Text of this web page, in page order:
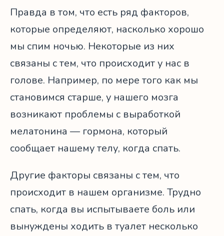
Правда в том, что есть ряд факторов,
которые определяют, насколько хорошо
мы спим ночью. Некоторые из них
связаны с тем, что происходит у нас в
голове. Например, по мере того как мы
становимся старше, у нашего мозга
возникают проблемы с выработкой
мелатонина — гормона, который
сообщает нашему телу, когда спать.
Другие факторы связаны с тем, что
происходит в нашем организме. Трудно
спать, когда вы испытываете боль или
вынуждены ходить в туалет несколько